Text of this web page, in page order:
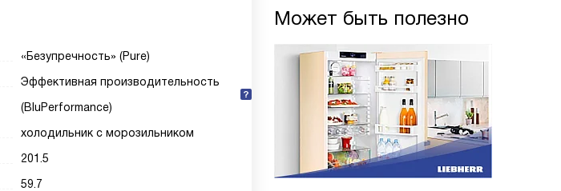
Может быть полезно
«Безупречность» (Pure)
Эффективная производительность
(BluPerformance)
холодильник с морозильником
201.5
59.7